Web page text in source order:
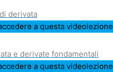
derivata
a questa videolezione
e derivate fondamentali
a questa videolezione